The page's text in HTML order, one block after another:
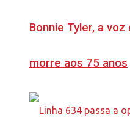
Bonnie Tyler, a
morre aos 75 anos